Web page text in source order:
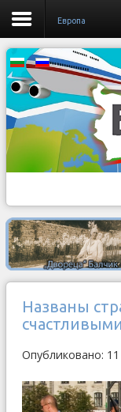
Европа
Названы
Опубликовано: